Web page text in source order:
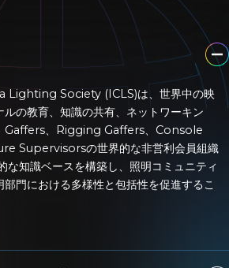
Society (ICLS)は、世界中の映
の教育、知識の共有、ネットワーキン
Gaffers、Rigging Gaffers、Console
Supervisorsの世界的な非営利会員組織
な知識ベースを構築し、照明コミュニティ
門における多様性と包括性を促進するこ